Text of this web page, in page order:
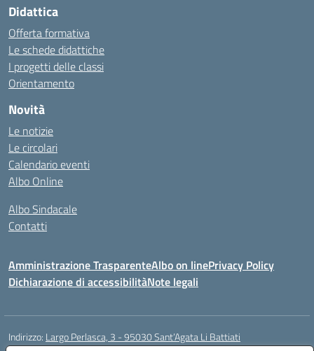
Didattica
Offerta formativa
Le schede didattiche
I progetti delle classi
Orientamento
Novità
Le notizie
Le circolari
Calendario eventi
Albo Online
Albo Sindacale
Contatti
Amministrazione TrasparenteAlbo on linePrivacy Policy
Dichiarazione di accessibilitàNote legali
Indirizzo: Largo Perlasca, 3 - 95030 Sant’Agata Li Battiati